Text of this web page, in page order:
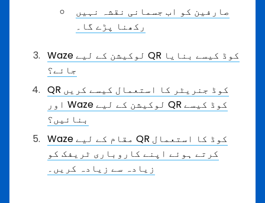
صارفین کو اب جسمانی نقشہ نہیں
رکھنا پڑے گا۔
Waze لوکیشن کے لیے QR کوڈ کیسے بنایا
جائے؟
QR کوڈ جنریٹر کا استعمال کیسے کریں
اور Waze لوکیشن کے لیے QR کوڈ کیسے
بنائیں؟
Waze مقام کے لیے QR کوڈ کا استعمال
کرتے ہوئے اپنے کاروباری ٹریفک کو
زیادہ سے زیادہ کریں۔